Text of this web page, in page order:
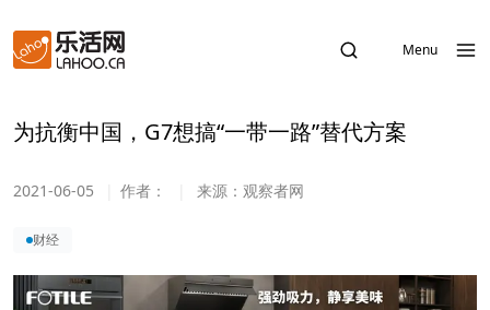
Menu
为抗衡中国，G7想搞“一带一路”替代方案
2021-06-05 作者： 来源： 观察者网
财经